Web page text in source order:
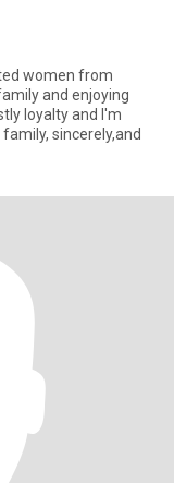
women from
loyalty and I'm
sincerely,and